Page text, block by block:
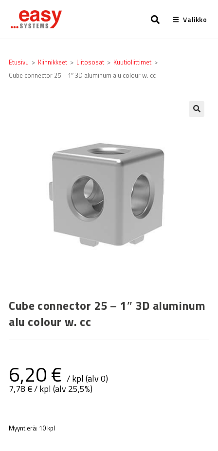
Valikko
Etusivu > Kiinnikkeet > Liitososat > Kuutioliittimet >
Cube connector 25 – 1″ 3D aluminum alu colour w. cc
Cube connector 25 – 1″ 3D aluminum
alu colour w. cc
6,20€ / kpl (alv 0)
7,78 €/ kpl (alv 25,5%)
Myyntierä: 10 kpl